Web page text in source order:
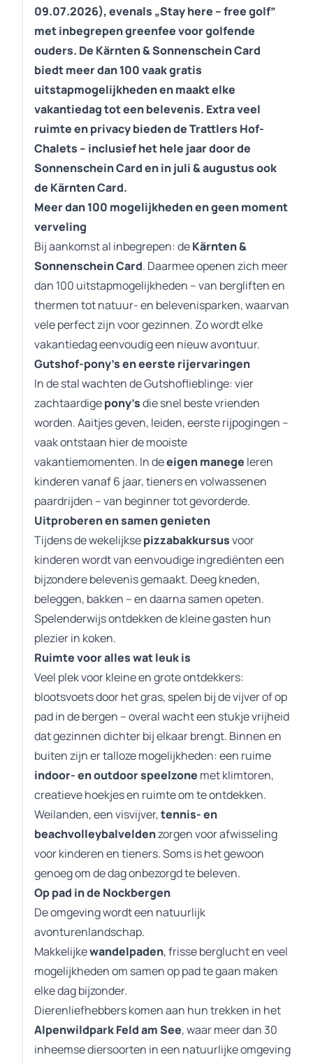
09.07.2026), evenals „Stay here – free golf”
met inbegrepen greenfee voor golfende
ouders. De Kärnten & Sonnenschein Card
biedt meer dan 100 vaak gratis
uitstapmogelijkheden en maakt elke
vakantiedag tot een belevenis. Extra veel
ruimte en privacy bieden de Trattlers Hof-
Chalets – inclusief het hele jaar door de
Sonnenschein Card en in juli & augustus ook
de Kärnten Card.
Meer dan 100 mogelijkheden en geen moment
verveling
Bij aankomst al inbegrepen: deKärnten &
Sonnenschein Card. Daarmee openen zich meer
dan 100 uitstapmogelijkheden – van bergliften en
thermen tot natuur- en belevenisparken, waarvan
vele perfect zijn voor gezinnen. Zo wordt elke
vakantiedag eenvoudig een nieuw avontuur.
Gutshof-pony’s en eerste rijervaringen
In de stal wachten de Gutshoflieblinge: vier
zachtaardigepony’sdie snel beste vrienden
worden. Aaitjes geven, leiden, eerste rijpogingen –
vaak ontstaan hier de mooiste
vakantiemomenten. In deeigen manege leren
kinderen vanaf 6 jaar, tieners en volwassenen
paardrijden – van beginner tot gevorderde.
Uitproberen en samen genieten
Tijdens de wekelijksepizzabakkursusvoor
kinderen wordt van eenvoudige ingrediënten een
bijzondere belevenis gemaakt. Deeg kneden,
beleggen, bakken – en daarna samen opeten.
Spelenderwijs ontdekken de kleine gasten hun
plezier in koken.
Ruimte voor alles wat leuk is
Veel plek voor kleine en grote ontdekkers:
blootsvoets door het gras, spelen bij de vijver of op
pad in de bergen – overal wacht een stukje vrijheid
dat gezinnen dichter bij elkaar brengt. Binnen en
buiten zijn er talloze mogelijkheden: een ruime
indoor- en outdoor speelzone met klimtoren,
creatieve hoekjes en ruimte om te ontdekken.
Weilanden, een visvijver,tennis- en
beachvolleybalveldenzorgen voor afwisseling
voor kinderen en tieners. Soms is het gewoon
genoeg om de dag onbezorgd te beleven.
Op pad in de Nockbergen
De omgeving wordt een natuurlijk
avonturenlandschap.
Makkelijkewandelpaden, frisse berglucht en veel
mogelijkheden om samen op pad te gaan maken
elke dag bijzonder.
Dierenliefhebbers komen aan hun trekken in het
Alpenwildpark Feld am See, waar meer dan 30
inheemse diersoorten in een natuurlijke omgeving